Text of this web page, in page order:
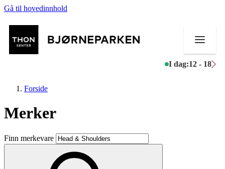
Gå til hovedinnhold
I dag:12 - 18
Butikker
Mat og drikke
Forside
Merker
Finn merkevare